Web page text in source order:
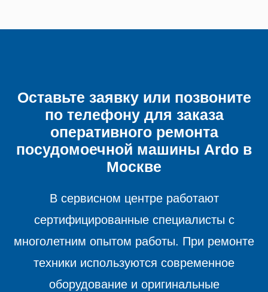
Оставьте заявку или позвоните
по телефону для заказа
оперативного ремонта
посудомоечной машины Ardo в
Москве
В сервисном центре работают
сертифицированные специалисты с
многолетним опытом работы. При ремонте
техники используются современное
оборудование и оригинальные